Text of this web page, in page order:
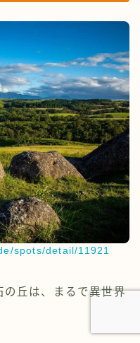
spots/detail/11921
の丘は、まるで異世界